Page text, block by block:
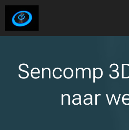
Sencomp
naar